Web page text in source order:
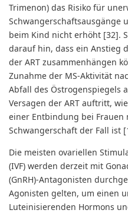
Trimenon) das Risiko für
Schwangerschaftsausgänge
beim Kind nicht erhöht [32].
darauf hin, dass ein Anstieg
der ART zusammenhängen
Zunahme der MS-Aktivität
Abfall des Östrogenspiegels
Versagen der ART auftritt,
einer Entbindung bei Frauen
Schwangerschaft der Fall ist
Die meisten ovariellen
(IVF) werden derzeit mit
(GnRH)-Antagonisten
Agonisten gelten, um einen
Luteinisierenden Hormons